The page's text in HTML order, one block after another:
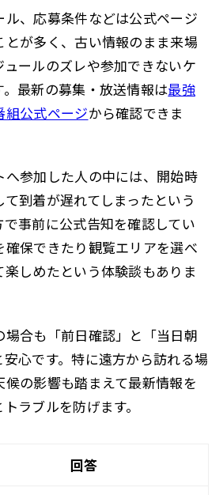
ル、応募条件などは公式ページ
とが多く、古い情報のまま来場
ュールのズレや参加できないケ
最新の募集・放送情報は最強
組公式ページから確認できま
へ参加した人の中には、開始時
到着が遅れてしまったという
事前に公式告知を確認してい
確保できたり観覧エリアを選べ
しめたという体験談もありま
合も「前日確認」と「当日朝
心です。特に遠方から訪れる場
の影響も踏まえて最新情報を
ラブルを防げます。
回答